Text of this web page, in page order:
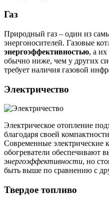
Газ
Природный газ – один из
энергоносителей. Газовые
энергоэффективностью, а
обычно ниже, чем у других
требует наличия газовой
Электричество
Электрическое отопление
благодаря своей
Современные электрические
обогреватели обеспечивают
энергоэффективности, но
быть выше по сравнению с
Твердое топливо